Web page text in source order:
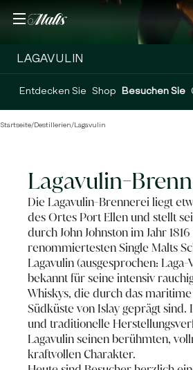
LAGAVULIN
Entdecken Sie Shop Besuchen Sie
Startseite/Destillerien/Lagavulin
Lagavulin-
Die Lagavulin-Brennerei liegt
des Ortes Port Ellen und stellt
durch John Johnston im Jahr
renommiertesten Single Malts
Lagavulin (ausgesprochen:
bekannt für seine intensiv
Whiskys, die durch das
Südküste von Islay geprägt sind.
und traditionelle
Lagavulin seinen berühmten,
kraftvollen Charakter.